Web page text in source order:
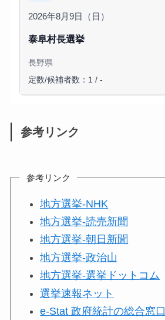
2026年8月9日（日）
泰阜村長選挙
長野県
定数/候補者数：1 / -
参考リンク
参考リンク
地方選挙-NHK
地方選挙-読売新聞
地方選挙-朝日新聞
地方選挙-政治山
地方選挙-選挙ドットコム
選挙速報ネット
e-Stat 政府統計の総合窓口